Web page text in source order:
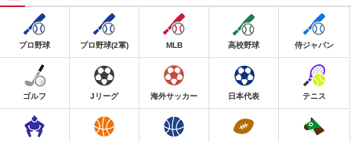
プロ野球 プロ野球(2軍) MLB 高校野球 侍ジャパン
ゴルフ Jリーグ 海外サッカー 日本代表 テニス